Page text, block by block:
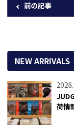
前の記事
NEW ARRIVALS
荷情